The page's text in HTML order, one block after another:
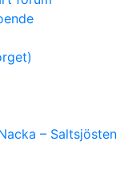
– Saltsjösten